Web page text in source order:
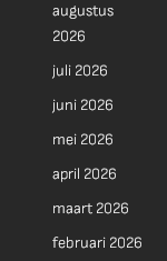
augustus
2026
juli 2026
juni 2026
mei 2026
april 2026
maart 2026
februari 2026